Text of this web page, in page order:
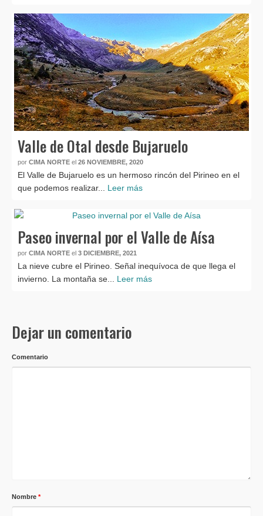
Valle de Otal desde Bujaruelo
por CIMA NORTE el 26 NOVIEMBRE, 2020
El Valle de Bujaruelo es un hermoso rincón del Pirineo en el
que podemos realizar... Leer más
Paseo invernal por el Valle de Aísa
por CIMA NORTE el 3 DICIEMBRE, 2021
La nieve cubre el Pirineo. Señal inequívoca de que llega el
invierno. La montaña se... Leer más
Dejar un comentario
Comentario
Nombre *